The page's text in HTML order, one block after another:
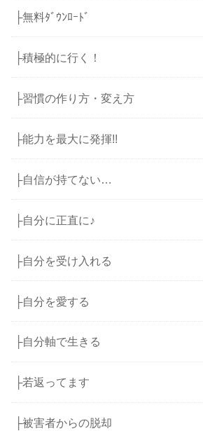
├無料ﾀﾞｳﾝﾛｰﾄﾞ
├積極的に行く！
├習慣の作り方・変え方
├能力を最大に発揮!!
├自信が持てない…
├自分に正直に♪
├自分を受け入れる
├自分を愛する
├自分軸で生きる
├若返ってます
├被害者からの脱却